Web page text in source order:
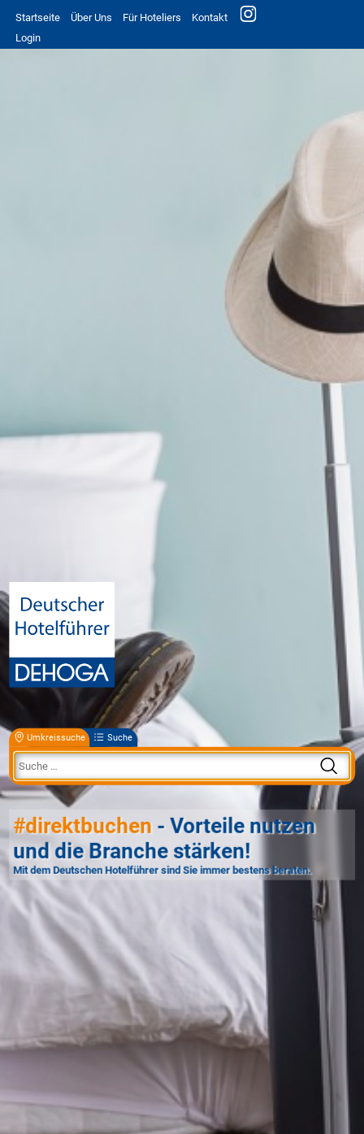
Startseite Über Uns Für Hoteliers
Kontakt
Login
Umkreissuche Suche
#direktbuchen - Vorteile nutzen
und die Branche stärken!
Mit dem Deutschen Hotelführer sind Sie immer bestens beraten.